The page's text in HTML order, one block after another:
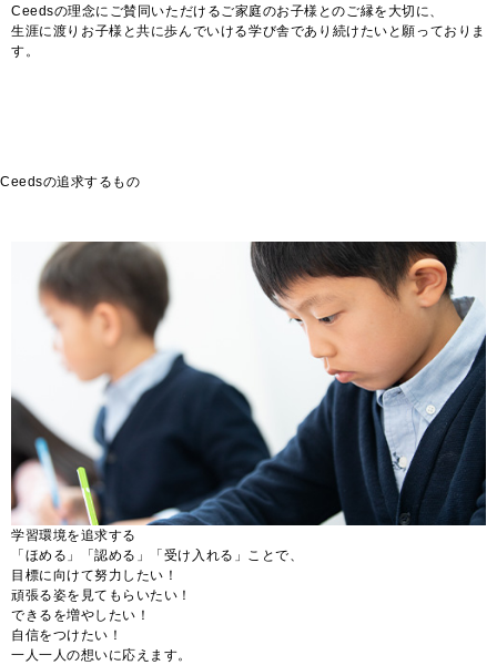
Ceedsの理念にご賛同いただけるご家庭のお子様とのご縁を大切に、
生涯に渡りお子様と共に歩んでいける学び舎であり続けたいと願っておりま
す。
Ceedsの追求するもの
学習環境を追求する
「ほめる」「認める」「受け入れる」ことで、
目標に向けて努力したい！
頑張る姿を見てもらいたい！
できるを増やしたい！
自信をつけたい！
一人一人の想いに応えます。